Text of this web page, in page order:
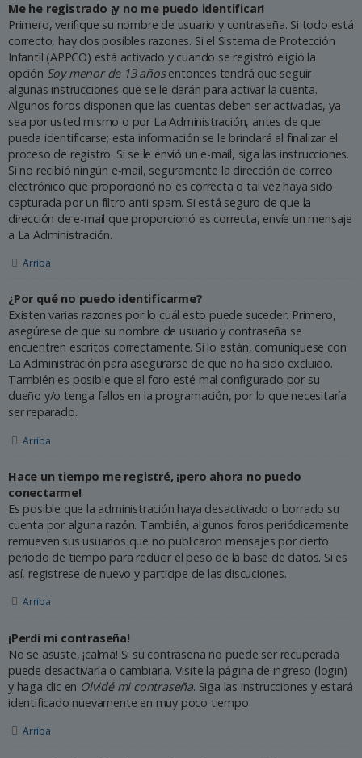
Me he registrado ¡y no me puedo identificar!
Primero, verifique su nombre de usuario y contraseña. Si todo está
correcto, hay dos posibles razones. Si el Sistema de Protección
Infantil (APPCO) está activado y cuando se registró eligió la
opción Soy menor de 13 añosentonces tendrá que seguir
algunas instrucciones que se le darán para activar la cuenta.
Algunos foros disponen que las cuentas deben ser activadas, ya
sea por usted mismo o por La Administración, antes de que
pueda identificarse; esta información se le brindará al finalizar el
proceso de registro. Si se le envió un e-mail, siga las instrucciones.
Si no recibió ningún e-mail, seguramente la dirección de correo
electrónico que proporcionó no es correcta o tal vez haya sido
capturada por un filtro anti-spam. Si está seguro de que la
dirección de e-mail que proporcionó es correcta, envíe un mensaje
a La Administración.
Arriba
¿Por qué no puedo identificarme?
Existen varias razones por lo cuál esto puede suceder. Primero,
asegúrese de que su nombre de usuario y contraseña se
encuentren escritos correctamente. Si lo están, comuníquese con
La Administración para asegurarse de que no ha sido excluido.
También es posible que el foro esté mal configurado por su
dueño y/o tenga fallos en la programación, por lo que necesitaría
ser reparado.
Arriba
Hace un tiempo me registré, ¡pero ahora no puedo
conectarme!
Es posible que la administración haya desactivado o borrado su
cuenta por alguna razón. También, algunos foros periódicamente
remueven sus usuarios que no publicaron mensajes por cierto
periodo de tiempo para reducir el peso de la base de datos. Si es
así, registrese de nuevo y participe de las discuciones.
Arriba
¡Perdí mi contraseña!
No se asuste, ¡calma! Si su contraseña no puede ser recuperada
puede desactivarla o cambiarla. Visite la página de ingreso (login)
y haga clic en Olvidé mi contraseña. Siga las instrucciones y estará
identificado nuevamente en muy poco tiempo.
Arriba